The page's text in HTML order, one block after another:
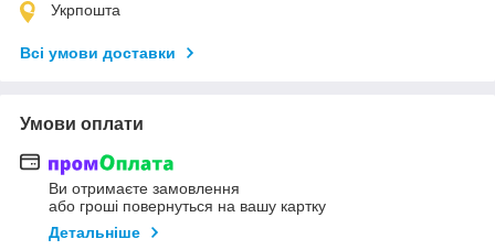
Укрпошта
Всі умови доставки
Умови оплати
Ви отримаєте замовлення
або гроші повернуться на вашу картку
Детальніше